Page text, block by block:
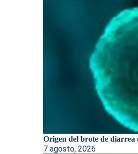
Origen del brote de diarrea
7 agosto, 2026